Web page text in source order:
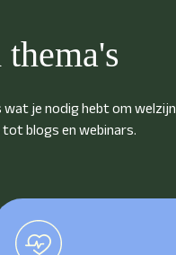
wat je nodig hebt om welzijn
tot blogs en webinars.